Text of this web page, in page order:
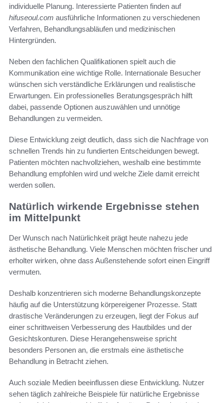
individuelle Planung. Interessierte Patienten finden auf
hifuseoul.com ausführliche Informationen zu verschiedenen
Verfahren, Behandlungsabläufen und medizinischen
Hintergründen.
Neben den fachlichen Qualifikationen spielt auch die
Kommunikation eine wichtige Rolle. Internationale Besucher
wünschen sich verständliche Erklärungen und realistische
Erwartungen. Ein professionelles Beratungsgespräch hilft
dabei, passende Optionen auszuwählen und unnötige
Behandlungen zu vermeiden.
Diese Entwicklung zeigt deutlich, dass sich die Nachfrage von
schnellen Trends hin zu fundierten Entscheidungen bewegt.
Patienten möchten nachvollziehen, weshalb eine bestimmte
Behandlung empfohlen wird und welche Ziele damit erreicht
werden sollen.
Natürlich wirkende Ergebnisse stehen
im Mittelpunkt
Der Wunsch nach Natürlichkeit prägt heute nahezu jede
ästhetische Behandlung. Viele Menschen möchten frischer und
erholter wirken, ohne dass Außenstehende sofort einen Eingriff
vermuten.
Deshalb konzentrieren sich moderne Behandlungskonzepte
häufig auf die Unterstützung körpereigener Prozesse. Statt
drastische Veränderungen zu erzeugen, liegt der Fokus auf
einer schrittweisen Verbesserung des Hautbildes und der
Gesichtskonturen. Diese Herangehensweise spricht
besonders Personen an, die erstmals eine ästhetische
Behandlung in Betracht ziehen.
Auch soziale Medien beeinflussen diese Entwicklung. Nutzer
sehen täglich zahlreiche Beispiele für natürliche Ergebnisse